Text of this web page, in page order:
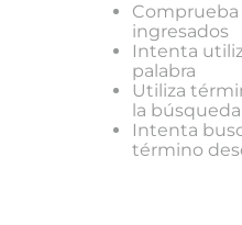
ingresados
Intenta
palabra
Utiliza
la búsqueda
Intenta
término